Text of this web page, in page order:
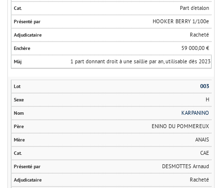
Part d'etalon
HOOKER BERRY 1/100e
Racheté
59 000,00 €
1 part donnant droit à une saillie par an, utilisable dès 2023
003
H
KARPANINO
ENINO DU POMMEREUX
ANAIS
CAE
DESMOTTES Arnaud
Racheté